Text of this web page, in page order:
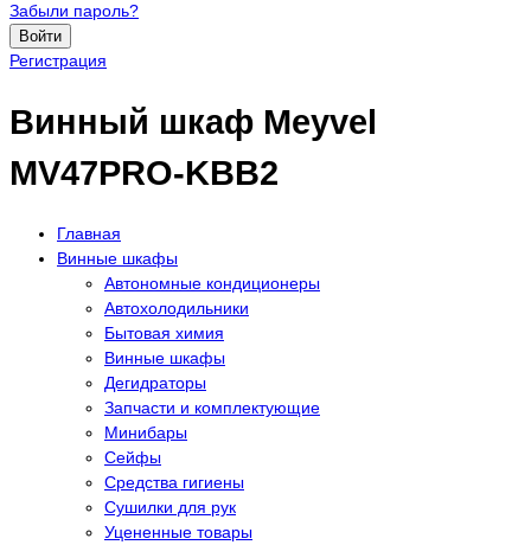
Забыли пароль?
Войти
Регистрация
Винный шкаф Meyvel
MV47PRO-KBB2
Главная
Винные шкафы
Автономные кондиционеры
Автохолодильники
Бытовая химия
Винные шкафы
Дегидраторы
Запчасти и комплектующие
Минибары
Сейфы
Средства гигиены
Сушилки для рук
Уцененные товары